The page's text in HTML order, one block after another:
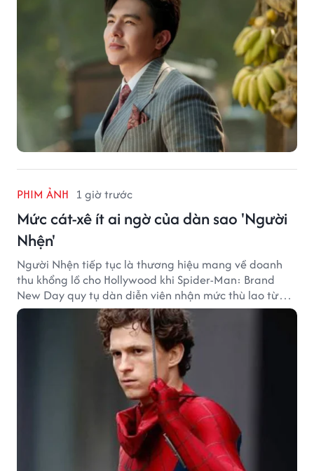
PHIM ẢNH 1 giờ trước
Mức cát-xê ít ai ngờ của dàn sao 'Người
Nhện'
Người Nhện tiếp tục là thương hiệu mang về doanh
thu khổng lồ cho Hollywood khi Spider-Man: Brand
New Day quy tụ dàn diễn viên nhận mức thù lao từ
hàng chục đến hàng trăm tỷ đồng. Thành công phòng
vé của bộ phim cũng giúp nhiều ngôi sao sở hữu khoản
thu nhập đáng mơ ước.